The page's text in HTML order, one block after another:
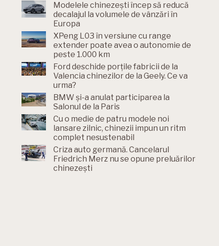
Modelele chinezești încep să reducă
decalajul la volumele de vânzări în
Europa
XPeng L03 în versiune cu range
extender poate avea o autonomie de
peste 1.000 km
Ford deschide porțile fabricii de la
Valencia chinezilor de la Geely. Ce va
urma?
BMW și-a anulat participarea la
Salonul de la Paris
Cu o medie de patru modele noi
lansare zilnic, chinezii impun un ritm
complet nesustenabil
Criza auto germană. Cancelarul
Friedrich Merz nu se opune preluărilor
chinezești